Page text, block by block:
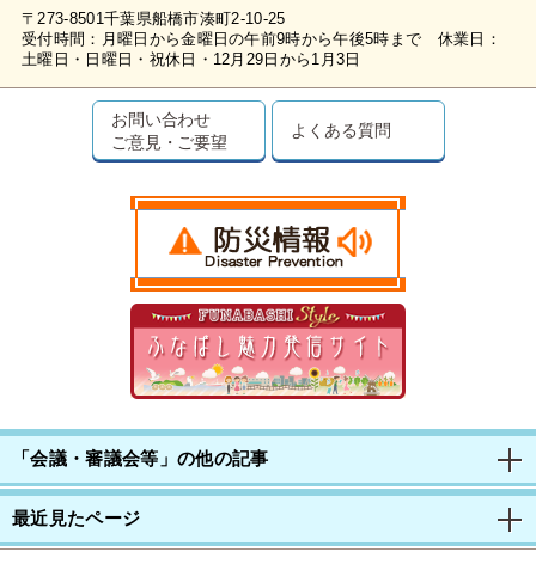
〒273-8501千葉県船橋市湊町2-10-25
受付時間：月曜日から金曜日の午前9時から午後5時まで 休業日：
土曜日・日曜日・祝休日・12月29日から1月3日
お問い合わせ
ご意見・ご要望
よくある質問
「会議・審議会等」の他の記事
最近見たページ